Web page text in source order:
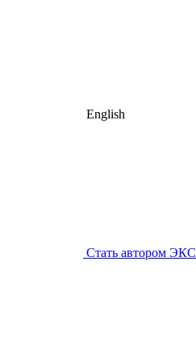
English
Стать автором